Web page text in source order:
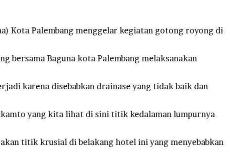
Kota Palembang menggelar kegiatan gotong royong di
bersama Baguna kota Palembang melaksanakan
karena disebabkan drainase yang tidak baik dan
yang kita lihat di sini titik kedalaman lumpurnya
titik krusial di belakang hotel ini yang menyebabkan